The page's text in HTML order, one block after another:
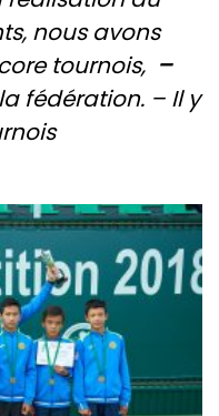
nous avons
tournois, –
fédération. – Il y